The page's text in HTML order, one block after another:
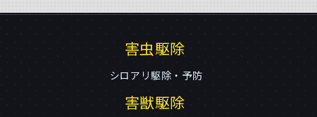
害虫駆除
シロアリ駆除・予防
害獣駆除